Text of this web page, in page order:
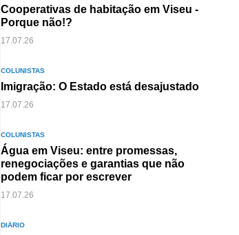
Cooperativas de habitação em Viseu -
Porque não!?
17.07.26
COLUNISTAS
Imigração: O Estado está desajustado
17.07.26
COLUNISTAS
Água em Viseu: entre promessas,
renegociações e garantias que não
podem ficar por escrever
17.07.26
DIÁRIO